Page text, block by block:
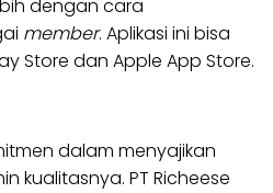
dengan cara
member. Aplikasi ini bisa
Store dan Apple App Store.
dalam menyajikan
kualitasnya. PT Richeese